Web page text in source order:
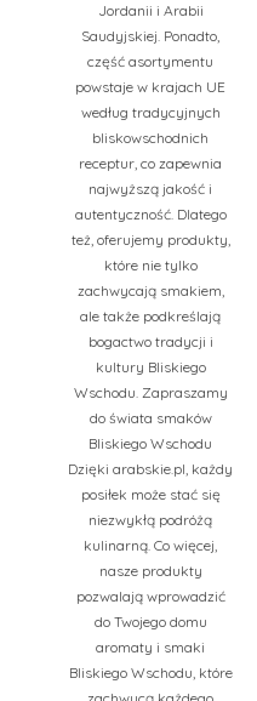
Jordanii i Arabii
Saudyjskiej. Ponadto,
część asortymentu
powstaje w krajach UE
według tradycyjnych
bliskowschodnich
receptur, co zapewnia
najwyższą jakość i
autentyczność. Dlatego
też, oferujemy produkty,
które nie tylko
zachwycają smakiem,
ale także podkreślają
bogactwo tradycji i
kultury Bliskiego
Wschodu. Zapraszamy
do świata smaków
Bliskiego Wschodu
Dzięki arabskie.pl, każdy
posiłek może stać się
niezwykłą podróżą
kulinarną. Co więcej,
nasze produkty
pozwalają wprowadzić
do Twojego domu
aromaty i smaki
Bliskiego Wschodu, które